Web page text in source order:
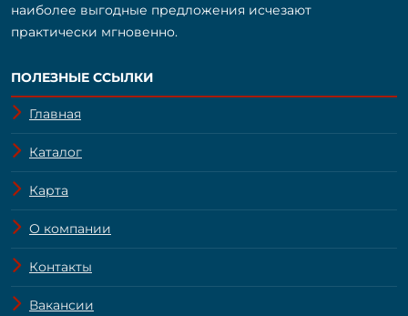
наиболее выгодные предложения исчезают
практически мгновенно.
ПОЛЕЗНЫЕ ССЫЛКИ
Главная
Каталог
Карта
О компании
Контакты
Вакансии